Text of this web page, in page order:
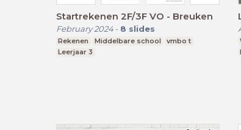
Startrekenen 2F/3F VO - Breuken
February 2024- 8 slides
Rekenen Middelbare school
vmbo t
Leerjaar 3